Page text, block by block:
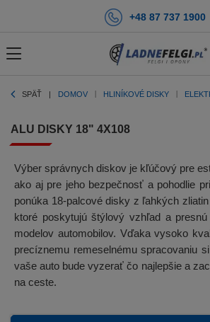
+48 87 737 1900
SPÄŤ DOMOV HLINÍKOVÉ DISKY
ALU DISKY 18" 4X108
Výber správnych diskov je kľúčový pre
ako aj pre jeho bezpečnosť a pohodlie
ponúka 18-palcové disky z ľahkých
ktoré poskytujú štýlový vzhľad a
modelov automobilov. Vďaka vysoko
precíznemu remeselnému spracovaniu
vaše auto bude vyzerať čo najlepšie a
na ceste.